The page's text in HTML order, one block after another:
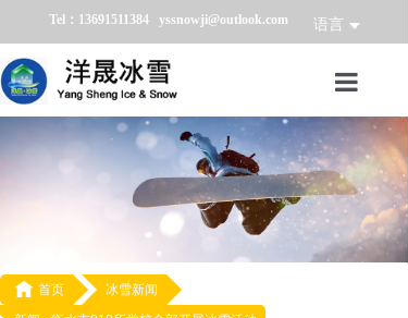
Tel：13691511384 yssnowji@outlook.com 语言
首页
冰雪产品
冰雪业务
 首页
冰雪新闻